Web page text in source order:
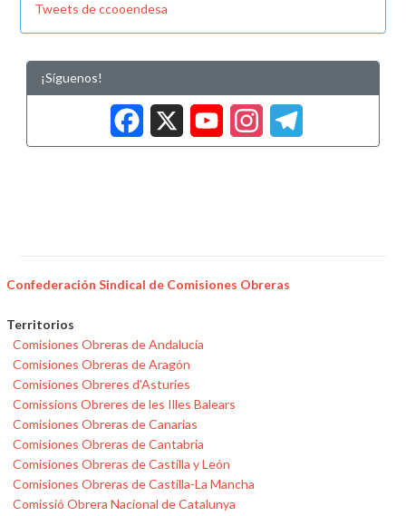
Tweets de ccooendesa
¡Síguenos!
Facebook
X
Confederación Sindical de Comisiones Obreras
Territorios
Comisiones Obreras de Andalucía
Comisiones Obreras de Aragón
Comisiones Obreres d'Asturies
Comissions Obreres de les Illes Balears
Comisiones Obreras de Canarias
Comisiones Obreras de Cantabria
Comisiones Obreras de Castilla y León
Comisiones Obreras de Castilla-La Mancha
Comissió Obrera Nacional de Catalunya